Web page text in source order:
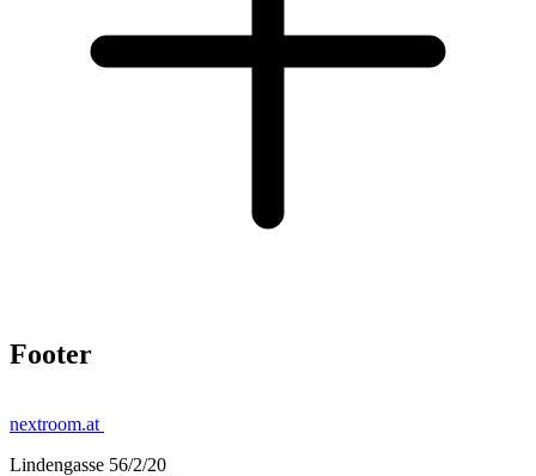
Footer
nextroom.at
Lindengasse 56/2/20